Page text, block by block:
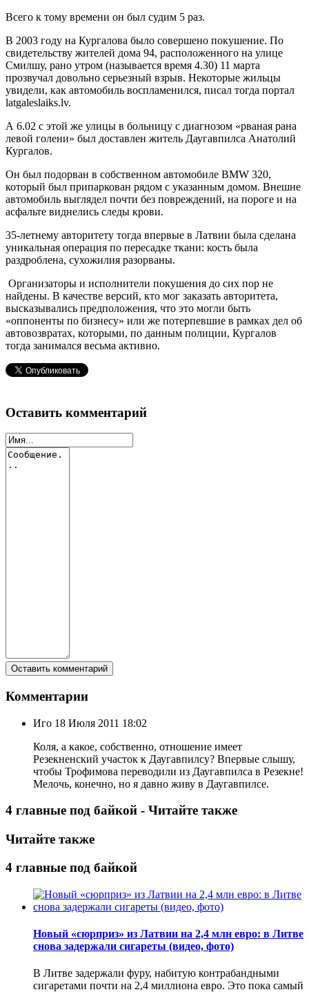
Всего к тому времени он был судим 5 раз.
В 2003 году на Кургалова было совершено покушение. По
свидетельству жителей дома 94, расположенного на улице
Смилшу, рано утром (называется время 4.30) 11 марта
прозвучал довольно серьезный взрыв. Некоторые жильцы
увидели, как автомобиль воспламенился, писал тогда портал
latgaleslaiks.lv.
А 6.02 с этой же улицы в больницу с диагнозом «рваная рана
левой голени» был доставлен житель Даугавпилса Анатолий
Кургалов.
Он был подорван в собственном автомобиле BMW 320,
который был припаркован рядом с указанным домом. Внешне
автомобиль выглядел почти без повреждений, на пороге и на
асфальте виднелись следы крови.
35-летнему авторитету тогда впервые в Латвии была сделана
уникальная операция по пересадке ткани: кость была
раздроблена, сухожилия разорваны.
Организаторы и исполнители покушения до сих пор не
найдены. В качестве версий, кто мог заказать авторитета,
высказывались предположения, что это могли быть
«оппоненты по бизнесу» или же потерпевшие в рамках дел об
автовозвратах, которыми, по данным полиции, Кургалов
тогда занимался весьма активно.
Оставить комментарий
Комментарии
Иго 18 Июля 2011 18:02
Коля, а какое, собственно, отношение имеет
Резекненский участок к Даугавпилсу? Впервые слышу,
чтобы Трофимова переводили из Даугавпилса в Резекне!
Мелочь, конечно, но я давно живу в Даугавпилсе.
4 главные под байкой - Читайте также
Читайте также
4 главные под байкой
Новый «сюрприз» из Латвии на 2,4 млн евро: в Литве
снова задержали сигареты (видео, фото)
В Литве задержали фуру, набитую контрабандными
сигаретами почти на 2,4 миллиона евро. Это пока самый